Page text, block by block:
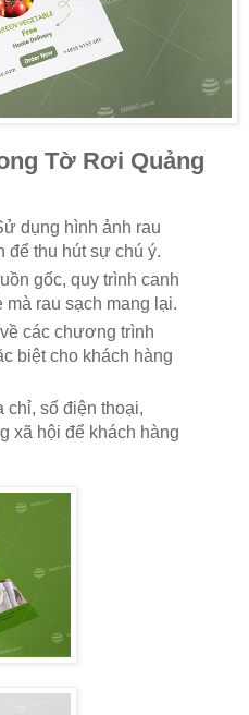
Tờ Rơi Quảng
dụng hình ảnh rau
để thu hút sự chú ý.
gốc, quy trình canh
rau sạch mang lại.
các chương trình
biệt cho khách hàng
chỉ, số điện thoại,
xã hội để khách hàng